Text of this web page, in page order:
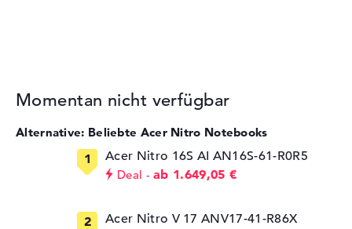
Momentan nicht verfügbar
Alternative: Beliebte Acer Nitro Notebooks
Acer Nitro 16S AI AN16S-61-R0R5
Deal ab 1.649,05 €
Acer Nitro V 17 ANV17-41-R86X